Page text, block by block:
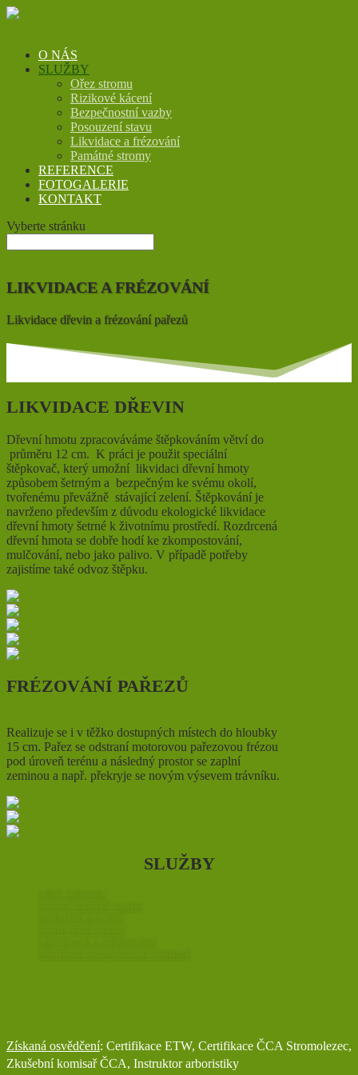
O NÁS
SLUŽBY
Ořez stromu
Rizikové kácení
Bezpečnostní vazby
Posouzení stavu
Likvidace a frézování
Památné stromy
REFERENCE
FOTOGALERIE
KONTAKT
Vyberte stránku
LIKVIDACE A FRÉZOVÁNÍ
Likvidace dřevin a frézování pařezů
LIKVIDACE DŘEVIN
Dřevní hmotu zpracováváme štěpkováním větví do
průměru 12 cm. K práci je použit speciální
štěpkovač, který umožní likvidaci dřevní hmoty
způsobem šetrným a bezpečným ke svému okolí,
tvořenému převážně stávající zelení. Štěpkování je
navrženo především z důvodu ekologické likvidace
dřevní hmoty šetrné k životnímu prostředí. Rozdrcená
dřevní hmota se dobře hodí ke zkompostování,
mulčování, nebo jako palivo. V případě potřeby
zajistíme také odvoz štěpku.
FRÉZOVÁNÍ PAŘEZŮ
Realizuje se i v těžko dostupných místech do hloubky
15 cm. Pařez se odstraní motorovou pařezovou frézou
pod úroveň terénu a následný prostor se zaplní
zeminou a např. překryje se novým výsevem trávníku.
SLUŽBY
Získaná osvědčení: Certifikace ETW, Certifikace ČCA Stromolezec,
Zkušební komisař ČCA, Instruktor arboristiky